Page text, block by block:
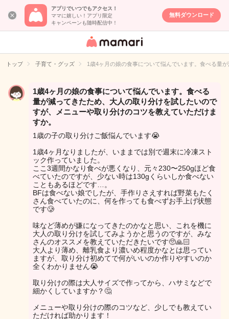
アプリでいつでもアクセス！
ママに嬉しい！アプリ限定
キャンペーンも随時配信中！
無料ダウンロード
女性専用匿名QA
イト
トップ 子育て・グッズ 1歳4ヶ月の娘の食事について悩んでいます。食べる量
1歳4ヶ月の娘の食事について悩んでいます。食べる
量が減ってきたため、大人の取り分けを試したいので
すが、メニューや取り分けのコツを教えていただけま
すか。
1歳の子の取り分けご飯悩んでいます😭
1歳4ヶ月なりましたが、いままでは別で週末に冷凍スト
ック作っていました。
ここ3週間かなり食べが悪くなり、元々230〜250gほど食
べていたのですが、少ない時は130gくらいしか食べない
こともあるほどです…。
BFは食べない娘でしたが、手作りさえすれば野菜もたく
さん食べていたのに、何を作っても食べずお手上げ状態
です🥲
味など薄めが嫌になってきたのかなと思い、これを機に
大人の取り分けを試してみようかと思うのですが、みな
さんのオススメを教えていただきたいです🥺🙏🏻
大人より薄め、離乳食より濃いめ程度かなとは思ってい
ますが、取り分け初めてで何がいいのか作りやすいのか
全くわかりません😭
取り分けの際は大人サイズで作ってから、ハサミなどで
細かくしていますか？🤔
メニューや取り分けの際のコツなど、少しでも教えてい
ただければ助かります！